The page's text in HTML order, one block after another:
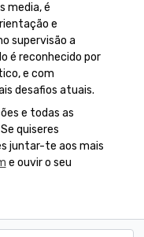
media, é
e
supervisão a
é reconhecido por
e com
desafios atuais.
e todas as
quiseres
juntar-te aos mais
e ouvir o seu